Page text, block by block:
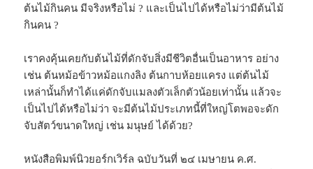
ต้นไม้กินคน มีจริงหรือไม่ ? และเป็นไปได้หรือไม่ว่ามีต้นไม้
กินคน ?
เราคงคุ้นเคยกับต้นไม้ที่ดักจับสิ่งมีชีวิตอื่นเป็นอาหาร อย่าง
เช่น ต้นหม้อข้าวหม้อแกงลิง ต้นกาบห้อยแครง แต่ต้นไม้
เหล่านั้นก็ทำได้แค่ดักจับแมลงตัวเล็กตัวน้อยเท่านั้น แล้วจะ
เป็นไปได้หรือไม่ว่า จะมีต้นไม้ประเภทนี้ที่ใหญ่โตพอจะดัก
จับสัตว์ขนาดใหญ่ เช่น มนุษย์ ได้ด้วย?
หนังสือพิมพ์นิวยอร์กเวิร์ล ฉบับวันที่ ๒๔ เมษายน ค.ศ.